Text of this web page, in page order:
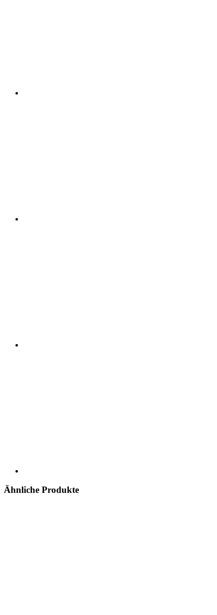
Ähnliche Produkte